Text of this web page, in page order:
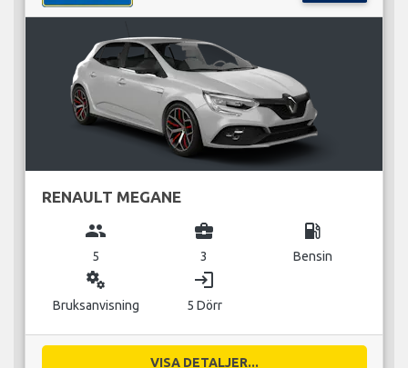
RENAULT MEGANE
group
5
business_center
3
local_gas_station
Bensin
miscellaneous_services
Bruksanvisning
login
5 Dörr
VISA DETALJER...